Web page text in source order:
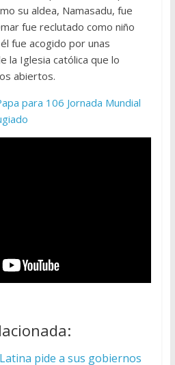
su aldea, Namasadu, fue
fue reclutado como niño
fue acogido por unas
la Iglesia católica que lo
abiertos.
para 106 Jornada Mundial
pide a sus gobiernos